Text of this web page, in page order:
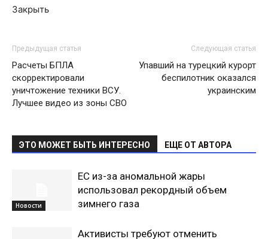
Закрыть
Предыдущая статья
Расчеты БПЛА
скорректировали
уничтожение техники ВСУ.
Лучшее видео из зоны СВО
Следующая статья
Упавший на турецкий курорт
беспилотник оказался
украинским
ЭТО МОЖЕТ БЫТЬ ИНТЕРЕСНО ЕЩЕ ОТ АВТОРА
Новости
ЕС из-за аномальной жары
использовал рекордный объем
зимнего газа
Активисты требуют отменить